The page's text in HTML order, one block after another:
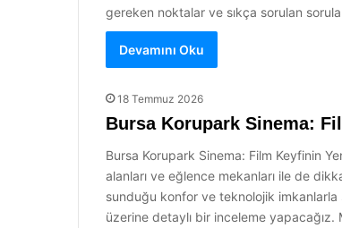
gereken noktalar ve sıkça sorulan
Devamını Oku
18 Temmuz 2026
Bursa Korupark Sinema:
Bursa Korupark Sinema: Film Keyfinin
alanları ve eğlence mekanları ile de
sunduğu konfor ve teknolojik imkanlarla
üzerine detaylı bir inceleme